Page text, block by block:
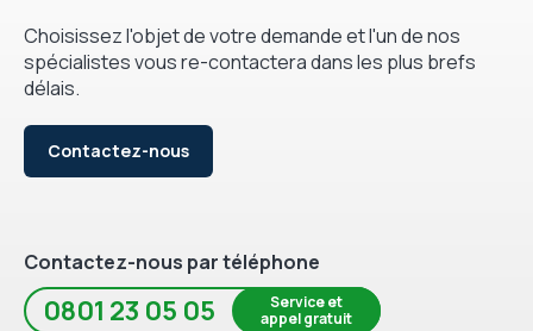
Choisissez l'objet de votre demande et l'un de nos
spécialistes vous re-contactera dans les plus brefs
délais.
Contactez-nous
Contactez-nous par téléphone
0801 23 05 05
Service et
appel gratuit